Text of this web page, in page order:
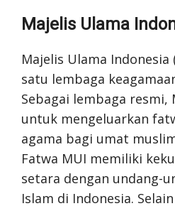
Majelis Ulama
Majelis Ulama Indonesia
satu lembaga
Sebagai lembaga resmi,
untuk mengeluarkan
agama bagi umat
Fatwa MUI memiliki
setara dengan undang-
Islam di Indonesia.